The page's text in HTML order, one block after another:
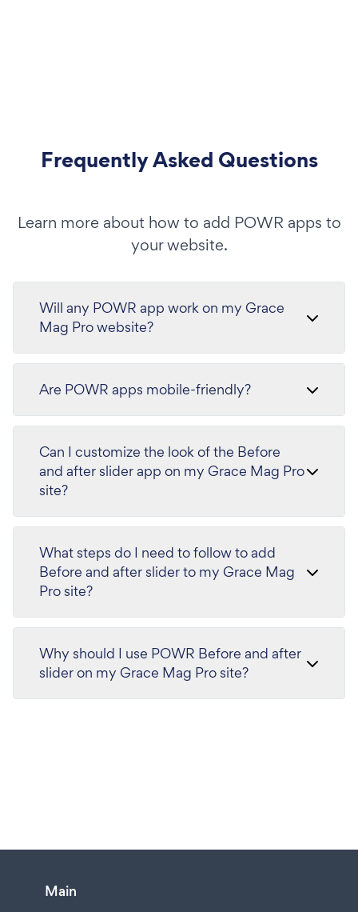
Frequently Asked Questions
Learn more about how to add POWR apps to
your website.
Will any POWR app work on my Grace
Mag Pro website?
Are POWR apps mobile-friendly?
Can I customize the look of the Before
and after slider app on my Grace Mag Pro
site?
What steps do I need to follow to add
Before and after slider to my Grace Mag
Pro site?
Why should I use POWR Before and after
slider on my Grace Mag Pro site?
Main